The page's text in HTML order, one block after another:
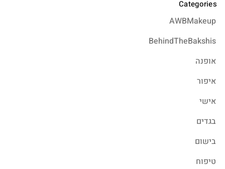
Categories
AWBMakeup
BehindTheBakshis
אופנה
איפור
אישי
בגדים
בישום
טיפוח